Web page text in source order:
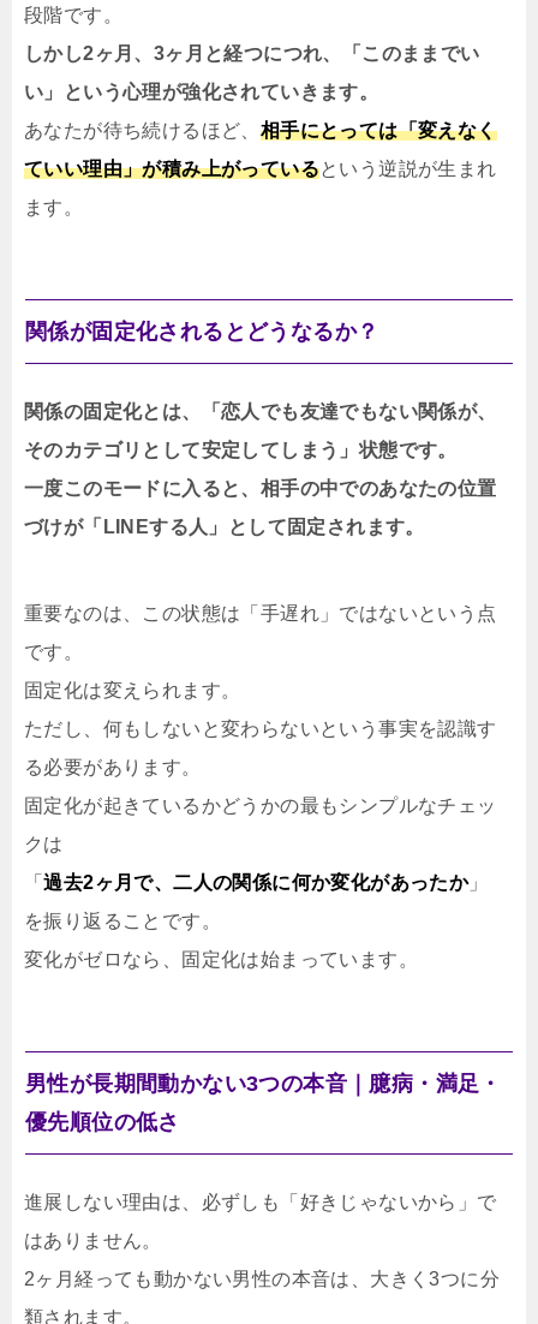
段階です。
しかし2ヶ月、3ヶ月と経つにつれ、「このままでい
い」という心理が強化されていきます。
あなたが待ち続けるほど、 相手にとっては「変えなく
ていい理由」が積み上がっているという逆説が生まれ
ます。
関係が固定化されるとどうなるか？
関係の固定化とは、「恋人でも友達でもない関係が、
そのカテゴリとして安定してしまう」状態です。
一度このモードに入ると、相手の中でのあなたの位置
づけが「LINEする人」として固定されます。
重要なのは、この状態は「手遅れ」ではないという点
です。
固定化は変えられます。
ただし、何もしないと変わらないという事実を認識す
る必要があります。
固定化が起きているかどうかの最もシンプルなチェッ
クは
「過去2ヶ月で、二人の関係に何か変化があったか」
を振り返ることです。
変化がゼロなら、固定化は始まっています。
男性が長期間動かない3つの本音｜臆病・満足・
優先順位の低さ
進展しない理由は、必ずしも「好きじゃないから」で
はありません。
2ヶ月経っても動かない男性の本音は、大きく3つに分
類されます。